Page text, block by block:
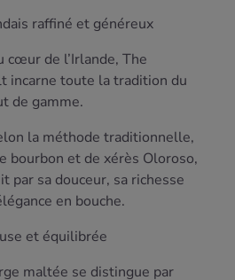
raffiné et généreux
cœur de l’Irlande, The
incarne toute la tradition du
de gamme.
la méthode traditionnelle,
bourbon et de xérès Oloroso,
par sa douceur, sa richesse
en bouche.
et équilibrée
maltée se distingue par